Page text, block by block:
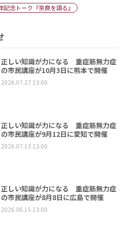
念トーク『奈良を語る』
正しい知識が力になる 重症筋無力症
の市民講座が10月3日に熊本で開催
2026.07.27 13:00
正しい知識が力になる 重症筋無力症
の市民講座が9月12日に愛知で開催
2026.07.13 13:00
正しい知識が力になる 重症筋無力症
の市民講座が8月8日に広島で開催
2026.06.15 13:00